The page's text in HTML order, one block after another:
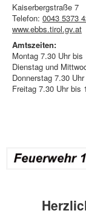
Kaiserbergstraße 7
Telefon: 0043 5373
www.ebbs.tirol.gv.at
Amtszeiten:
Montag 7.30 Uhr bis
Dienstag und
Donnerstag 7.30
Freitag 7.30 Uhr bis